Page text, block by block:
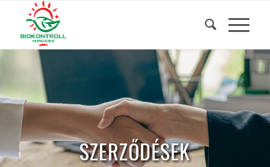
SZERZŐDÉSEK